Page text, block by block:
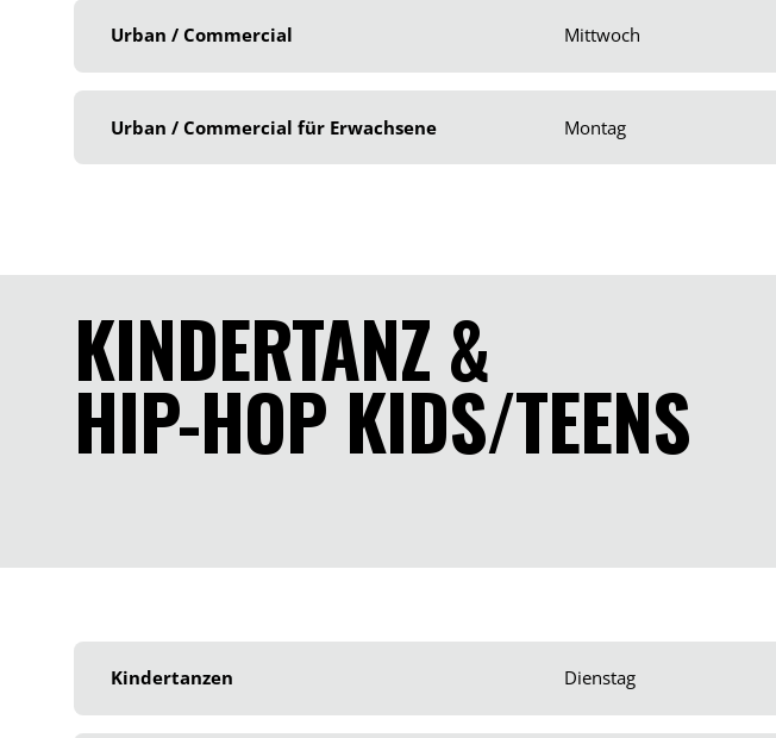
Urban / Commercial Mittwoch
Urban / Commercial für Erwachsene Montag
KINDERTANZ &
HIP-HOP KIDS/TEENS
Kindertanzen Dienstag